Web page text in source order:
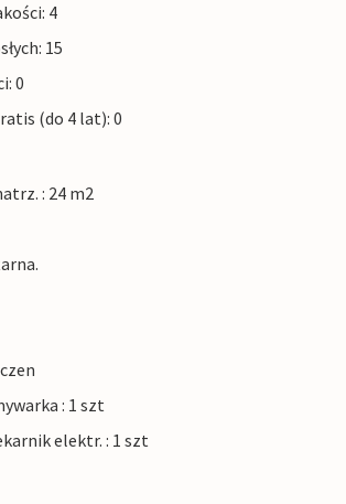
4
15
0
(do 4 lat): 0
: 24 m2
: 1 szt
elektr. : 1 szt